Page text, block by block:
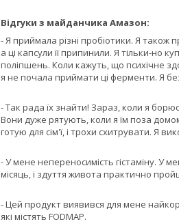
Відгуки з майданчика Амазон:
- Я приймала різні пробіотики. Я також
а ці капсули її припинили. Я тільки-но
поліпшень. Коли кажуть, що психічне
я не почала приймати ці ферменти. Я
- Так рада їх знайти! Зараз, коли я
Вони дуже рятують, коли я їм поза
готую для сім'ї, і трохи схитрувати. Я
- У мене непереносимість гістаміну. У
місяць, і здуття живота практично
- Цей продукт виявився для мене
які містять FODMAP.